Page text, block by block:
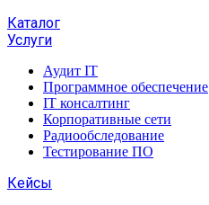
Каталог
Услуги
Аудит IT
Программное обеспечение
IT консалтинг
Корпоративные сети
Радиообследование
Тестирование ПО
Кейсы